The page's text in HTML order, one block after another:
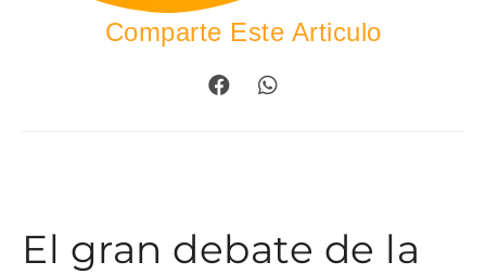
Comparte Este Articulo
El gran debate de la